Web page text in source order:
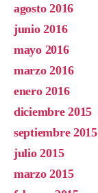
agosto 2016
junio 2016
mayo 2016
marzo 2016
enero 2016
diciembre 2015
septiembre 2015
julio 2015
marzo 2015